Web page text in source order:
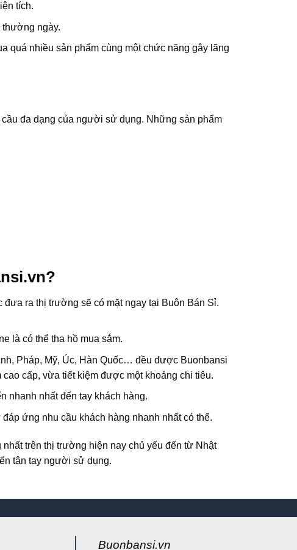
tích.
ngày.
quá nhiều sản phẩm cùng một chức năng gây lãng
đa dạng của người sử dụng. Những sản phẩm
ra thị trường sẽ có mặt ngay tại Buôn Bán Sỉ.
là có thể tha hồ mua sắm.
Pháp, Mỹ, Úc, Hàn Quốc… đều được Buonbansi
cấp, vừa tiết kiệm được một khoảng chi tiêu.
nhanh nhất đến tay khách hàng.
ứng nhu cầu khách hàng nhanh nhất có thể.
trên thị trường hiện nay chủ yếu đến từ Nhật
tận tay người sử dụng.
Buonbansi.vn